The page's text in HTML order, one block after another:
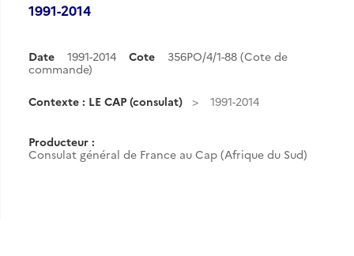
1991-2014
Date 1991-2014 Cote
356PO/4/1-88 (Cote de
commande)
Contexte : LE CAP (consulat) 1991-2014
Producteur :
Consulat général de France au Cap (Afrique du Sud)